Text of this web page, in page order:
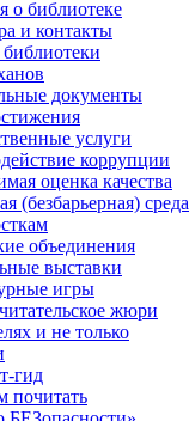
о библиотеке
и контакты
документы
услуги
коррупции
оценка качества
(безбарьерная) среда
объединения
выставки
игры
жюри
и не только
гид
почитать